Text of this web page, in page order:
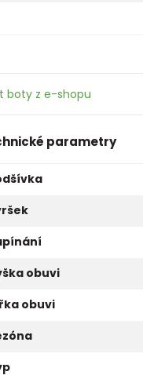
boty z e-shopu
parametry
obuvi
obuvi